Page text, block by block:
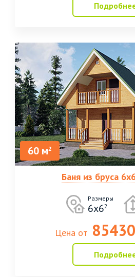
60 м2
Баня из бруса
Размеры
6х62
Цена от